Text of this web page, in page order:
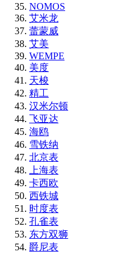
NOMOS
艾米龙
蕾蒙威
艾美
WEMPE
美度
天梭
精工
汉米尔顿
飞亚达
海鸥
雪铁纳
北京表
上海表
卡西欧
西铁城
时度表
孔雀表
东方双狮
爵尼表